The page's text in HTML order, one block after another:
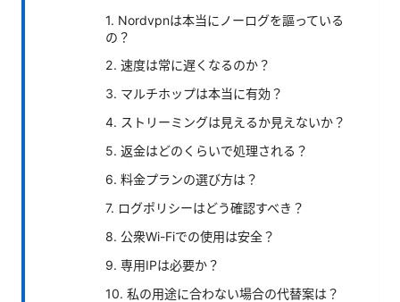
1. Nordvpnは本当にノーログを謳っている
の？
2. 速度は常に遅くなるのか？
3. マルチホップは本当に有効？
4. ストリーミングは見えるか見えないか？
5. 返金はどのくらいで処理される？
6. 料金プランの選び方は？
7. ログポリシーはどう確認すべき？
8. 公衆Wi-Fiでの使用は安全？
9. 専用IPは必要か？
10. 私の用途に合わない場合の代替案は？